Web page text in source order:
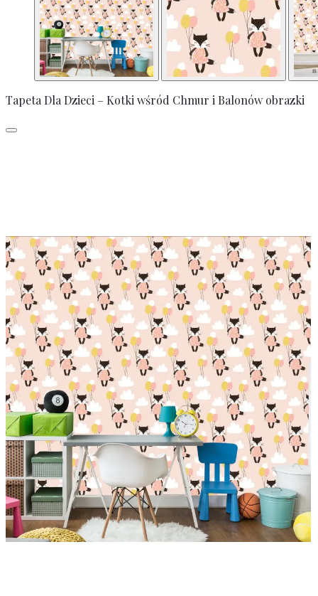
Tapeta Dla Dzieci – Kotki wśród Chmur i Balonów obrazki